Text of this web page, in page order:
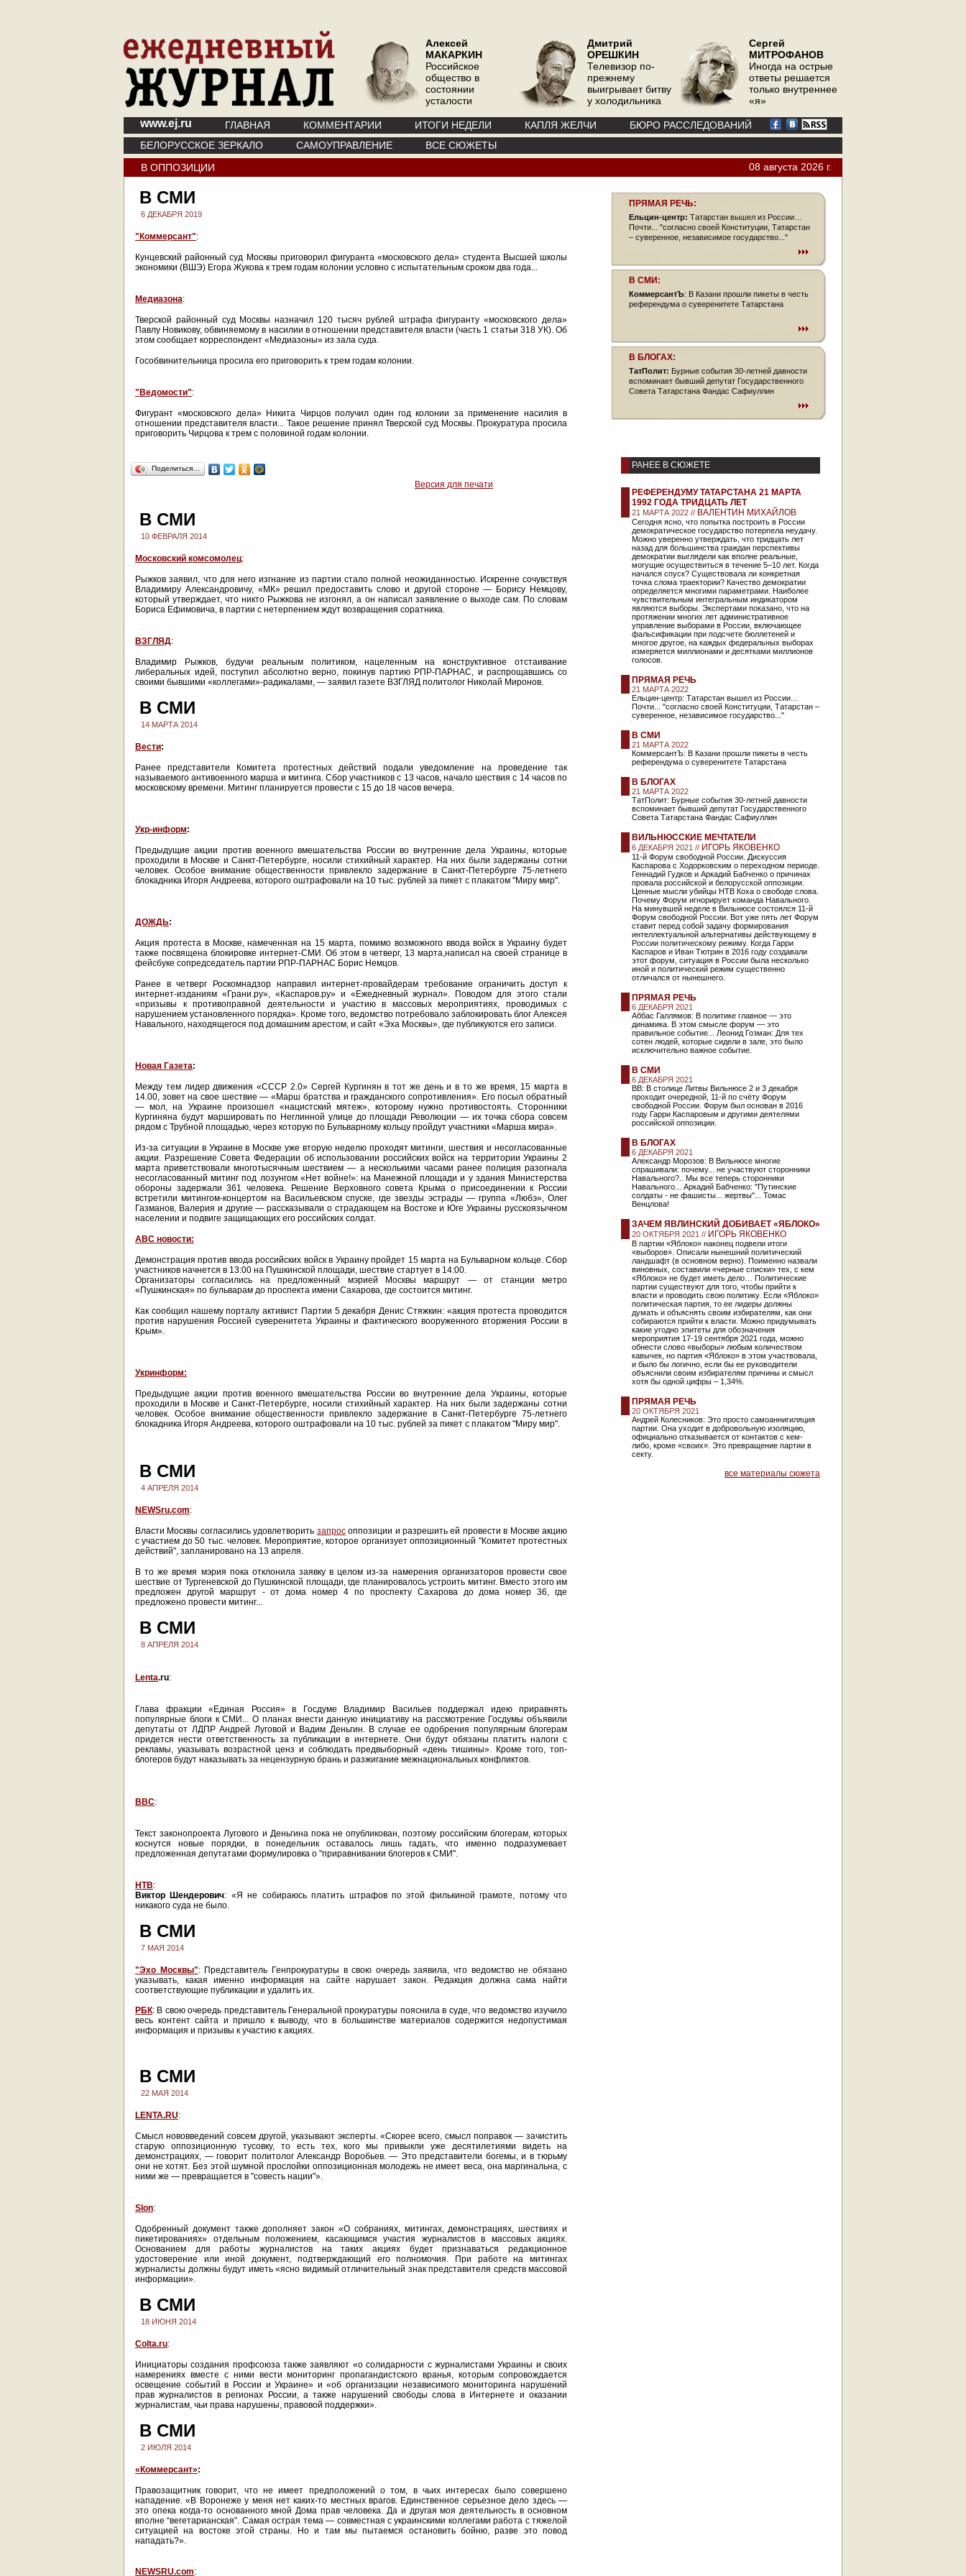
Алексей
МАКАРКИН
Российское
общество в
состоянии
усталости
Дмитрий
ОРЕШКИН
Телевизор по-
прежнему
выигрывает битву
у холодильника
Сергей
МИТРОФАНОВ
Иногда на острые
ответы решается
только внутреннее
«я»
www.ej.ru ГЛАВНАЯ КОММЕНТАРИИ ИТОГИ НЕДЕЛИ КАПЛЯ ЖЕЛЧИ
БЮРО РАССЛЕДОВАНИЙ
БЕЛОРУССКОЕ ЗЕРКАЛО
САМОУПРАВЛЕНИЕ
ВСЕ СЮЖЕТЫ
В ОППОЗИЦИИ
08 августа 2026 г.
В СМИ
6 ДЕКАБРЯ 2019
"Коммерсант":
Кунцевский районный суд Москвы приговорил фигуранта «московского дела» студента Высшей школы
экономики (ВШЭ) Егора Жукова к трем годам колонии условно с испытательным сроком два года...
Медиазона:
Тверской районный суд Москвы назначил 120 тысяч рублей штрафа фигуранту «московского дела»
Павлу Новикову, обвиняемому в насилии в отношении представителя власти (часть 1 статьи 318 УК). Об
этом сообщает корреспондент «Медиазоны» из зала суда.
Гособвинительница просила его приговорить к трем годам колонии.
"Ведомости":
Фигурант «московского дела» Никита Чирцов получил один год колонии за применение насилия в
отношении представителя власти... Такое решение принял Тверской суд Москвы. Прокуратура просила
приговорить Чирцова к трем с половиной годам колонии.
Поделиться…
Версия для печати
В СМИ
10 ФЕВРАЛЯ 2014
Московский комсомолец:
Рыжков заявил, что для него изгнание из партии стало полной неожиданностью. Искренне сочувствуя
Владимиру Александровичу, «МК» решил предоставить слово и другой стороне — Борису Немцову,
который утверждает, что никто Рыжкова не изгонял, а он написал заявление о выходе сам. По словам
Бориса Ефимовича, в партии с нетерпением ждут возвращения соратника.
ВЗГЛЯД:
Владимир Рыжков, будучи реальным политиком, нацеленным на конструктивное отстаивание
либеральных идей, поступил абсолютно верно, покинув партию РПР-ПАРНАС, и распрощавшись со
своими бывшими «коллегами»-радикалами, — заявил газете ВЗГЛЯД политолог Николай Миронов.
В СМИ
14 МАРТА 2014
Вести:
Ранее представители Комитета протестных действий подали уведомление на проведение так
называемого антивоенного марша и митинга. Сбор участников с 13 часов, начало шествия с 14 часов по
московскому времени. Митинг планируется провести с 15 до 18 часов вечера.
Укр-информ:
Предыдущие акции против военного вмешательства России во внутренние дела Украины, которые
проходили в Москве и Санкт-Петербурге, носили стихийный характер. На них были задержаны сотни
человек. Особое внимание общественности привлекло задержание в Санкт-Петербурге 75-летнего
блокадника Игоря Андреева, которого оштрафовали на 10 тыс. рублей за пикет с плакатом "Миру мир".
ДОЖДЬ:
Акция протеста в Москве, намеченная на 15 марта, помимо возможного ввода войск в Украину будет
также посвящена блокировке интернет-СМИ. Об этом в четверг, 13 марта,написал на своей странице в
фейсбуке сопредседатель партии РПР-ПАРНАС Борис Немцов.
Ранее в четверг Роскомнадзор направил интернет-провайдерам требование ограничить доступ к
интернет-изданиям «Грани.ру», «Каспаров.ру» и «Ежедневный журнал». Поводом для этого стали
«призывы к противоправной деятельности и участию в массовых мероприятиях, проводимых с
нарушением установленного порядка». Кроме того, ведомство потребовало заблокировать блог Алексея
Навального, находящегося под домашним арестом, и сайт «Эха Москвы», где публикуются его записи.
Новая Газета:
Между тем лидер движения «СССР 2.0» Сергей Кургинян в тот же день и в то же время, 15 марта в
14.00, зовет на свое шествие — «Марш братства и гражданского сопротивления». Его посыл обратный
— мол, на Украине произошел «нацистский мятеж», которому нужно противостоять. Сторонники
Кургиняна будут маршировать по Неглинной улице до площади Революции — их точка сбора совсем
рядом с Трубной площадью, через которую по Бульварному кольцу пройдут участники «Марша мира».
Из-за ситуации в Украине в Москве уже вторую неделю проходят митинги, шествия и несогласованные
акции. Разрешение Совета Федерации об использовании российских войск на территории Украины 2
марта приветствовали многотысячным шествием — а несколькими часами ранее полиция разогнала
несогласованный митинг под лозунгом «Нет войне!»: на Манежной площади и у здания Министерства
обороны задержали 361 человека. Решение Верховного совета Крыма о присоединении к России
встретили митингом-концертом на Васильевском спуске, где звезды эстрады — группа «Любэ», Олег
Газманов, Валерия и другие — рассказывали о страдающем на Востоке и Юге Украины русскоязычном
населении и подвиге защищающих его российских солдат.
АВС новости:
Демонстрация против ввода российских войск в Украину пройдет 15 марта на Бульварном кольце. Сбор
участников начнется в 13:00 на Пушкинской площади, шествие стартует в 14:00.
Организаторы согласились на предложенный мэрией Москвы маршрут — от станции метро
«Пушкинская» по бульварам до проспекта имени Сахарова, где состоится митинг.
Как сообщил нашему порталу активист Партии 5 декабря Денис Стяжкин: «акция протеста проводится
против нарушения Россией суверенитета Украины и фактического вооруженного вторжения России в
Крым».
Укринформ:
Предыдущие акции против военного вмешательства России во внутренние дела Украины, которые
проходили в Москве и Санкт-Петербурге, носили стихийный характер. На них были задержаны сотни
человек. Особое внимание общественности привлекло задержание в Санкт-Петербурге 75-летнего
блокадника Игоря Андреева, которого оштрафовали на 10 тыс. рублей за пикет с плакатом "Миру мир".
В СМИ
4 АПРЕЛЯ 2014
NEWSru.com:
Власти Москвы согласились удовлетворить запросоппозиции и разрешить ей провести в Москве акцию
с участием до 50 тыс. человек. Мероприятие, которое организует оппозиционный "Комитет протестных
действий", запланировано на 13 апреля.
В то же время мэрия пока отклонила заявку в целом из-за намерения организаторов провести свое
шествие от Тургеневской до Пушкинской площади, где планировалось устроить митинг. Вместо этого им
предложен другой маршрут - от дома номер 4 по проспекту Сахарова до дома номер 36, где
предложено провести митинг...
В СМИ
8 АПРЕЛЯ 2014
Lenta.ru:
Глава фракции «Единая Россия» в Госдуме Владимир Васильев поддержал идею приравнять
популярные блоги к СМИ... О планах внести данную инициативу на рассмотрение Госдумы объявили
депутаты от ЛДПР Андрей Луговой и Вадим Деньгин. В случае ее одобрения популярным блогерам
придется нести ответственность за публикации в интернете. Они будут обязаны платить налоги с
рекламы, указывать возрастной ценз и соблюдать предвыборный «день тишины». Кроме того, топ-
блогеров будут наказывать за нецензурную брань и разжигание межнациональных конфликтов.
BBC:
Текст законопроекта Лугового и Деньгина пока не опубликован, поэтому российским блогерам, которых
коснутся новые порядки, в понедельник оставалось лишь гадать, что именно подразумевает
предложенная депутатами формулировка о "приравнивании блогеров к СМИ".
НТВ:
Виктор Шендерович: «Я не собираюсь платить штрафов по этой филькиной грамоте, потому что
никакого суда не было.
В СМИ
7 МАЯ 2014
"Эхо Москвы": Представитель Генпрокуратуры в свою очередь заявила, что ведомство не обязано
указывать, какая именно информация на сайте нарушает закон. Редакция должна сама найти
соответствующие публикации и удалить их.
РБК: В свою очередь представитель Генеральной прокуратуры пояснила в суде, что ведомство изучило
весь контент сайта и пришло к выводу, что в большинстве материалов содержится недопустимая
информация и призывы к участию к акциях.
В СМИ
22 МАЯ 2014
LENTA.RU:
Смысл нововведений совсем другой, указывают эксперты. «Скорее всего, смысл поправок — зачистить
старую оппозиционную тусовку, то есть тех, кого мы привыкли уже десятилетиями видеть на
демонстрациях, — говорит политолог Александр Воробьев. — Это представители богемы, и в тюрьму
они не хотят. Без этой шумной прослойки оппозиционная молодежь не имеет веса, она маргинальна, с
ними же — превращается в "совесть нации"».
Slon:
Одобренный документ также дополняет закон «О собраниях, митингах, демонстрациях, шествиях и
пикетированиях» отдельным положением, касающимся участия журналистов в массовых акциях.
Основанием для работы журналистов на таких акциях будет признаваться редакционное
удостоверение или иной документ, подтверждающий его полномочия. При работе на митингах
журналисты должны будут иметь «ясно видимый отличительный знак представителя средств массовой
информации».
В СМИ
18 ИЮНЯ 2014
Colta.ru:
Инициаторы создания профсоюза также заявляют «о солидарности с журналистами Украины и своих
намерениях вместе с ними вести мониторинг пропагандистского вранья, которым сопровождается
освещение событий в России и Украине» и «об организации независимого мониторинга нарушений
прав журналистов в регионах России, а также нарушений свободы слова в Интернете и оказании
журналистам, чьи права нарушены, правовой поддержки».
В СМИ
2 ИЮЛЯ 2014
«Коммерсант»:
Правозащитник говорит, что не имеет предположений о том, в чьих интересах было совершено
нападение. «В Воронеже у меня нет каких-то местных врагов. Единственное серьезное дело здесь —
это опека когда-то основанного мной Дома прав человека. Да и другая моя деятельность в основном
вполне “вегетарианская”. Самая острая тема — совместная с украинскими коллегами работа с тяжелой
ситуацией на востоке этой страны. Но и там мы пытаемся остановить бойню, разве это повод
нападать?».
NEWSRU.com:
ПРЯМАЯ РЕЧЬ:
Ельцин-центр: Татарстан вышел из России…
Почти... "согласно своей Конституции, Татарстан
– суверенное, независимое государство..."
В СМИ:
КоммерсантЪ: В Казани прошли пикеты в честь
референдума о суверенитете Татарстана
В БЛОГАХ:
ТатПолит: Бурные события 30-летней давности
вспоминает бывший депутат Государственного
Совета Татарстана Фандас Сафиуллин
РАНЕЕ В СЮЖЕТЕ
РЕФЕРЕНДУМУ ТАТАРСТАНА 21 МАРТА
1992 ГОДА ТРИДЦАТЬ ЛЕТ
21 МАРТА 2022 // ВАЛЕНТИН МИХАЙЛОВ
Сегодня ясно, что попытка построить в России
демократическое государство потерпела неудачу.
Можно уверенно утверждать, что тридцать лет
назад для большинства граждан перспективы
демократии выглядели как вполне реальные,
могущие осуществиться в течение 5–10 лет. Когда
начался спуск? Существовала ли конкретная
точка слома траектории? Качество демократии
определяется многими параметрами. Наиболее
чувствительным интегральным индикатором
являются выборы. Экспертами показано, что на
протяжении многих лет административное
управление выборами в России, включающее
фальсификации при подсчете бюллетеней и
многое другое, на каждых федеральных выборах
измеряется миллионами и десятками миллионов
голосов.
ПРЯМАЯ РЕЧЬ
21 МАРТА 2022
Ельцин-центр: Татарстан вышел из России…
Почти... "согласно своей Конституции, Татарстан –
суверенное, независимое государство..."
В СМИ
21 МАРТА 2022
КоммерсантЪ: В Казани прошли пикеты в честь
референдума о суверенитете Татарстана
В БЛОГАХ
21 МАРТА 2022
ТатПолит: Бурные события 30-летней давности
вспоминает бывший депутат Государственного
Совета Татарстана Фандас Сафиуллин
ВИЛЬНЮССКИЕ МЕЧТАТЕЛИ
6 ДЕКАБРЯ 2021 // ИГОРЬ ЯКОВЕНКО
11-й Форум свободной России. Дискуссия
Каспарова с Ходорковским о переходном периоде.
Геннадий Гудков и Аркадий Бабченко о причинах
провала российской и белорусской оппозиции.
Ценные мысли убийцы НТВ Коха о свободе слова.
Почему Форум игнорирует команда Навального.
На минувшей неделе в Вильнюсе состоялся 11-й
Форум свободной России. Вот уже пять лет Форум
ставит перед собой задачу формирования
интеллектуальной альтернативы действующему в
России политическому режиму. Когда Гарри
Каспаров и Иван Тютрин в 2016 году создавали
этот форум, ситуация в России была несколько
иной и политический режим существенно
отличался от нынешнего.
ПРЯМАЯ РЕЧЬ
6 ДЕКАБРЯ 2021
Аббас Галлямов: В политике главное — это
динамика. В этом смысле форум — это
правильное событие... Леонид Гозман: Для тех
сотен людей, которые сидели в зале, это было
исключительно важное событие.
В СМИ
6 ДЕКАБРЯ 2021
ВВ: В столице Литвы Вильнюсе 2 и 3 декабря
проходит очередной, 11-й по счёту Форум
свободной России. Форум был основан в 2016
году Гарри Каспаровым и другими деятелями
российской оппозиции.
В БЛОГАХ
6 ДЕКАБРЯ 2021
Александр Морозов: В Вильнюсе многие
спрашивали: почему... не участвуют сторонники
Навального?.. Мы все теперь сторонники
Навального... Аркадий Бабченко: "Путинские
солдаты - не фашисты... жертвы"... Томас
Венцлова!
ЗАЧЕМ ЯВЛИНСКИЙ ДОБИВАЕТ «ЯБЛОКО»
20 ОКТЯБРЯ 2021 // ИГОРЬ ЯКОВЕНКО
В партии «Яблоко» наконец подвели итоги
«выборов». Описали нынешний политический
ландшафт (в основном верно). Поименно назвали
виновных, составили «черные списки» тех, с кем
«Яблоко» не будет иметь дело… Политические
партии существуют для того, чтобы прийти к
власти и проводить свою политику. Если «Яблоко»
политическая партия, то ее лидеры должны
думать и объяснять своим избирателям, как они
собираются прийти к власти. Можно придумывать
какие угодно эпитеты для обозначения
мероприятия 17-19 сентября 2021 года, можно
обнести слово «выборы» любым количеством
кавычек, но партия «Яблоко» в этом участвовала,
и было бы логично, если бы ее руководители
объяснили своим избирателям причины и смысл
хотя бы одной цифры – 1,34%.
ПРЯМАЯ РЕЧЬ
20 ОКТЯБРЯ 2021
Андрей Колесников: Это просто самоаннигиляция
партии. Она уходит в добровольную изоляцию,
официально отказывается от контактов с кем-
либо, кроме «своих». Это превращение партии в
секту.
все материалы сюжета